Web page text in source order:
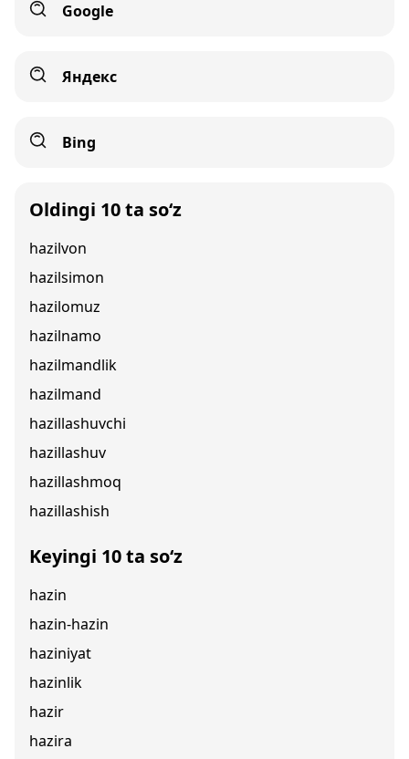
Google
Яндекс
Bing
Oldingi 10 ta so‘z
hazilvon
hazilsimon
hazilomuz
hazilnamo
hazilmandlik
hazilmand
hazillashuvchi
hazillashuv
hazillashmoq
hazillashish
Keyingi 10 ta so‘z
hazin
hazin-hazin
haziniyat
hazinlik
hazir
hazira